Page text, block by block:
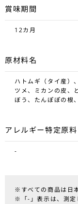
賞味期間
12カ月
原材料名
ハトムギ（タイ産）
ツメ、ミカンの皮、
ぼう、たんぽぽの根
アレルギー特定原料
-
※すべての商品は日
※「-」表示は、測定